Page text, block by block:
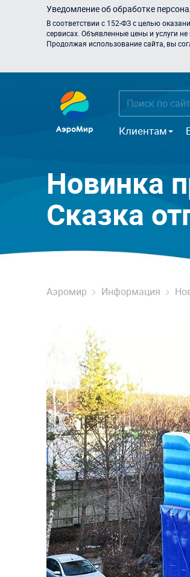
Уведомление об обработке
В соответствии с 152-ФЗ с целью
сервисах. Объявленные цены и услуги
Продолжая использование сайта, вы
Клиентам
Новинка
Сказка
Аэромир Информация